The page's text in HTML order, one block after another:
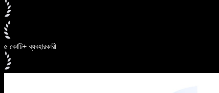
৫ কোটি+ ব্যবহারকারী